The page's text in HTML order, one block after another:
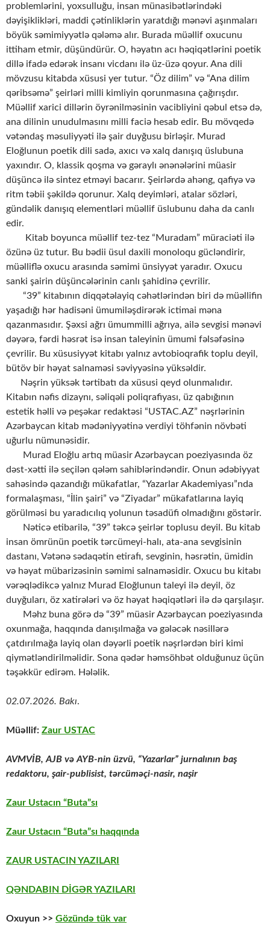
problemlərini, yoxsulluğu, insan münasibətlərindəki
dəyişiklikləri, maddi çətinliklərin yaratdığı mənəvi aşınmaları
böyük səmimiyyətlə qələmə alır. Burada müəllif oxucunu
ittiham etmir, düşündürür. O, həyatın acı həqiqətlərini poetik
dillə ifadə edərək insanı vicdanı ilə üz-üzə qoyur. Ana dili
mövzusu kitabda xüsusi yer tutur. “Öz dilim” və “Ana dilim
qəribsəmə” şeirləri milli kimliyin qorunmasına çağırışdır.
Müəllif xarici dillərin öyrənilməsinin vacibliyini qəbul etsə də,
ana dilinin unudulmasını milli faciə hesab edir. Bu mövqedə
vətəndaş məsuliyyəti ilə şair duyğusu birləşir. Murad
Eloğlunun poetik dili sadə, axıcı və xalq danışıq üslubuna
yaxındır. O, klassik qoşma və gəraylı ənənələrini müasir
düşüncə ilə sintez etməyi bacarır. Şeirlərdə ahəng, qafiyə və
ritm təbii şəkildə qorunur. Xalq deyimləri, atalar sözləri,
gündəlik danışıq elementləri müəllif üslubunu daha da canlı
edir.
Kitab boyunca müəllif tez-tez “Muradam” müraciəti ilə
özünə üz tutur. Bu bədii üsul daxili monoloqu gücləndirir,
müəlliflə oxucu arasında səmimi ünsiyyət yaradır. Oxucu
sanki şairin düşüncələrinin canlı şahidinə çevrilir.
“39” kitabının diqqətəlayiq cəhətlərindən biri də müəllifin
yaşadığı hər hadisəni ümumiləşdirərək ictimai məna
qazanmasıdır. Şəxsi ağrı ümummilli ağrıya, ailə sevgisi mənəvi
dəyərə, fərdi həsrət isə insan taleyinin ümumi fəlsəfəsinə
çevrilir. Bu xüsusiyyət kitabı yalnız avtobioqrafik toplu deyil,
bütöv bir həyat salnaməsi səviyyəsinə yüksəldir.
Nəşrin yüksək tərtibatı da xüsusi qeyd olunmalıdır.
Kitabın nəfis dizaynı, səliqəli poliqrafiyası, üz qabığının
estetik həlli və peşəkar redaktəsi “USTAC.AZ” nəşrlərinin
Azərbaycan kitab mədəniyyətinə verdiyi töhfənin növbəti
uğurlu nümunəsidir.
Murad Eloğlu artıq müasir Azərbaycan poeziyasında öz
dəst-xətti ilə seçilən qələm sahiblərindəndir. Onun ədəbiyyat
sahəsində qazandığı mükafatlar, “Yazarlar Akademiyası”nda
formalaşması, “İlin şairi” və “Ziyadar” mükafatlarına layiq
görülməsi bu yaradıcılıq yolunun təsadüfi olmadığını göstərir.
Nəticə etibarilə, “39” təkcə şeirlər toplusu deyil. Bu kitab
insan ömrünün poetik tərcümeyi-halı, ata-ana sevgisinin
dastanı, Vətənə sədaqətin etirafı, sevginin, həsrətin, ümidin
və həyat mübarizəsinin səmimi salnaməsidir. Oxucu bu kitabı
vərəqlədikcə yalnız Murad Eloğlunun taleyi ilə deyil, öz
duyğuları, öz xatirələri və öz həyat həqiqətləri ilə də qarşılaşır.
Məhz buna görə də “39” müasir Azərbaycan poeziyasında
oxunmağa, haqqında danışılmağa və gələcək nəsillərə
çatdırılmağa layiq olan dəyərli poetik nəşrlərdən biri kimi
qiymətləndirilməlidir. Sona qədər həmsöhbət olduğunuz üçün
təşəkkür edirəm. Hələlik.
02.07.2026. Bakı.
Müəllif: Zaur USTAC
AVMVİB, AJB və AYB-nin üzvü, “Yazarlar” jurnalının baş
redaktoru, şair-publisist, tərcüməçi-nasir, naşir
Zaur Ustacın “Buta”sı
Zaur Ustacın “Buta”sı haqqında
ZAUR USTACIN YAZILARI
QƏNDABIN DİGƏR YAZILARI
Oxuyun >> Gözündə tük var